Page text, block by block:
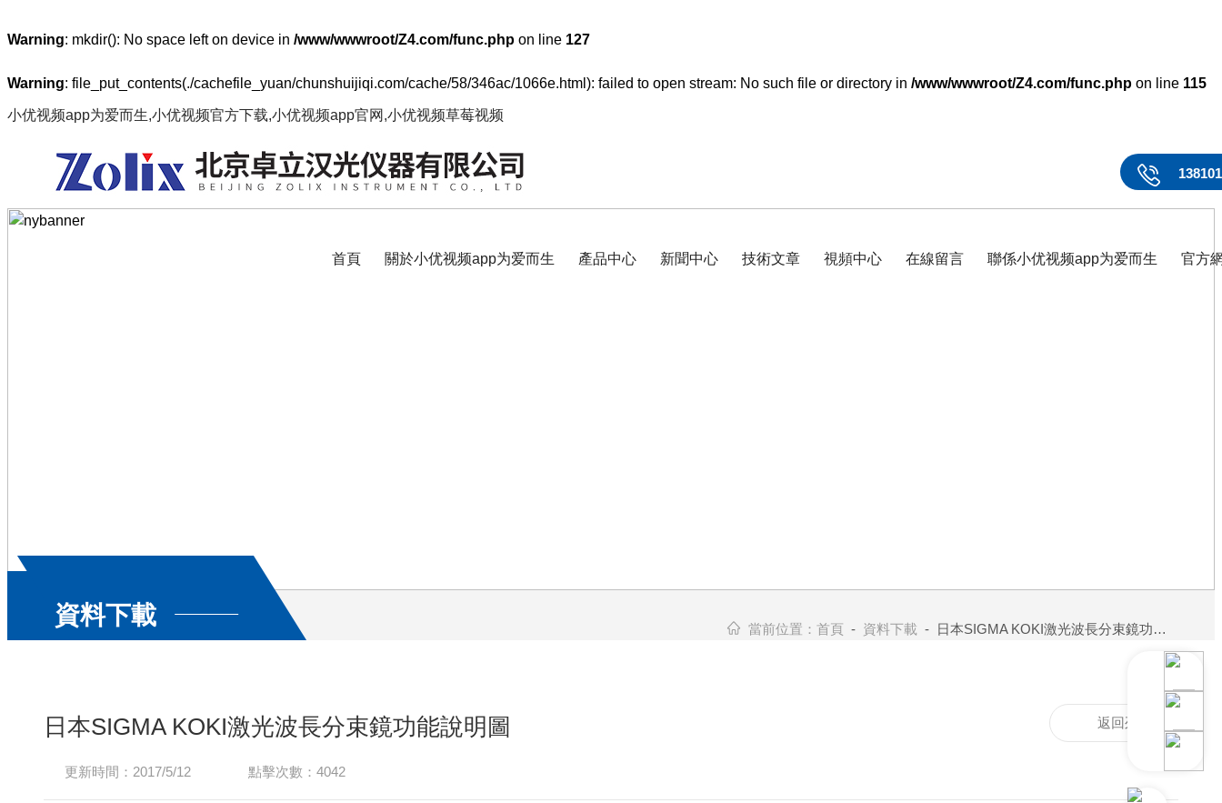
Warning: mkdir(): No space left on device in /www/wwwroot/Z4.com/func.php on line 127
Warning: file_put_contents(./cachefile_yuan/chunshuijiqi.com/cache/58/346ac/1066e.html): failed to open stream: No such file or directory in /www/wwwroot/Z4.com/func.php on line 115
小优视频app为爱而生,小优视频官方下载,小优视频app官网,小优视频草莓视频
首頁 關於小优视频app为爱而生 產品中心 新聞中心 技術文章 視頻中心 在線留言 聯係小优视频app为爱而生 官方
資料下載 當前位置： 首頁 - 資料下載- 日本SIGMA KOKI激光波長分束鏡功能說明圖
日本SIGMA KOKI激光波長分束鏡功能說明圖
更新時間：2017/5/12 點擊次數：4042
返回列表